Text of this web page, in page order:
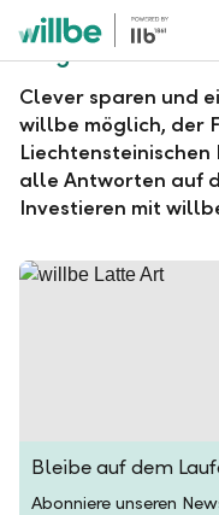
Alerts.Headline
Fragen und
Clever sparen und
willbe möglich, der
alle Antworten auf
Investieren mit
Bleibe auf dem
Abonniere unseren